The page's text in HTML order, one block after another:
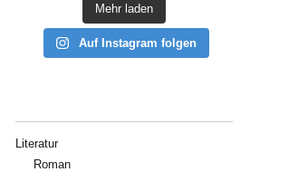
Mehr laden
Auf Instagram folgen
Literatur
Roman